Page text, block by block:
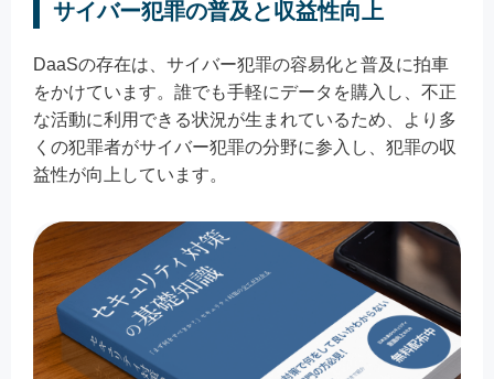
サイバー犯罪の普及と収益性向上
DaaSの存在は、サイバー犯罪の容易化と普及に拍車
をかけています。誰でも手軽にデータを購入し、不正
な活動に利用できる状況が生まれているため、より多
くの犯罪者がサイバー犯罪の分野に参入し、犯罪の収
益性が向上しています。